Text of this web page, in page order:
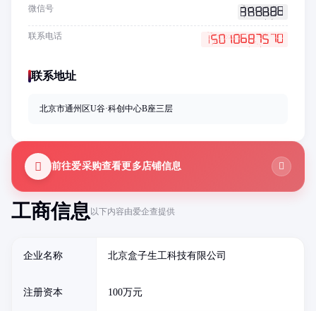
工商信息以下内容由爱企查提供
企业名称 北京盒子生工科技有限公司
注册资本 100万元
微信号
联系电话
联系地址
北京市通州区U谷·科创中心B座三层
前往爱采购查看更多店铺信息